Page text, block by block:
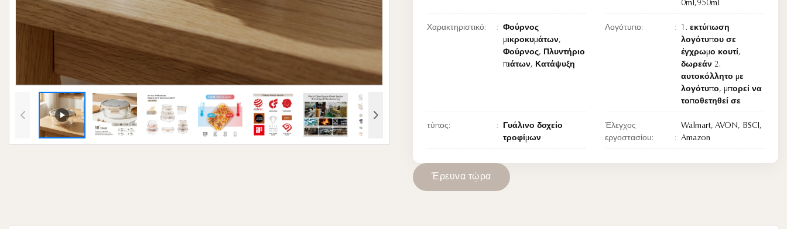
0ml,950ml
Χαρακτηριστικό:
Φούρνος
μικροκυμάτων,
Φούρνος, Πλυντήριο
πιάτων, Κατάψυξη
Λογότυπο:
1. εκτύπωση
λογότυπου σε
έγχρωμο κουτί,
δωρεάν 2.
αυτοκόλλητο με
λογότυπο, μπορεί να
τοποθετηθεί σε
τύπος:
Γυάλινο δοχείο
τροφίμων
Έλεγχος
εργοστασίου:
Walmart, AVON, BSCI,
Amazon
Έρευνα τώρα